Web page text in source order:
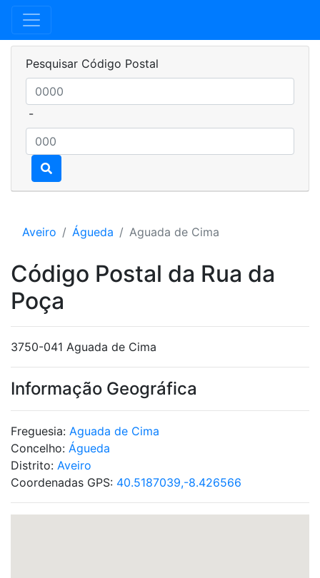
Pesquisar Código Postal
-
Aveiro Águeda Aguada de Cima
Código Postal da Rua da
Poça
3750-041 Aguada de Cima
Informação Geográfica
Freguesia: Aguada de Cima
Concelho: Águeda
Distrito: Aveiro
Coordenadas GPS: 40.5187039,-8.426566